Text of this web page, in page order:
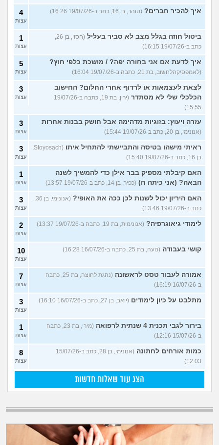
איך להכיר חברים? (טוהר, בן 16, כתב ב-19/07/26 16:26) 4
עצות
ביטול חוזה בגלל מצב לא סביר בעליל
(חסוי, בן 26,
כתב ב-19/07/26 16:15)
1
עצות
איך לדעת אם אני בחורה יפה? / מושכת כלפי חוץ?
(לאמפסיקהלחשוב, בת 21, כתבה ב-19/07/26 16:04)
5
עצות
לצאת לעצמאות או לרדוף אחרי החלום? החישוב
הכלכלי שלי לא מסתדר
(ירין, בת 19, כתבה ב-19/07/26
15:55)
3
עצות
עזרה ויעוץ: בזוגיות מדהימה אבל חושק בבנות אחרות
(אנונימי, בן 20, כתב ב-19/07/26 15:44)
3
עצות
ראיתי מישהו בטיסה והתביישתי להתחיל איתו
(Stoyosach,
בן 16, כתב ב-19/07/26 15:40)
3
עצות
האם קיבלתי מספיק בבר אילן כדי להמשיך לשנה
הבאה? (אני כיתה ח) (כפיר, בן 14, כתב ב-19/07/26 13:57)
1
עצות
האם היריון יכול לשנות לכן ככה את האופי?
(אנונימי, בן 36,
כתב ב-19/07/26 13:46)
3
עצות
לימודי גיאוגרפיה? (אנונימית, בת 19, כתבה ב-19/07/26 13:37) 2
עצות
קושי בעבודה (נועה, בת 25, כתבה ב-16/07/26 16:28) 10
עצות
אמורה לעבור טסט לראשונה
(נהגת לחוצה, בת 25, כתבה
ב-16/07/26 16:19)
7
עצות
מתלבט על כיון לימודים (יואב, בן 27, כתב ב-16/07/26 16:10) 3
עצות
בירור לגבי תכנית 4 שנתית לרפואה
(מירי, בת 23, כתבה
ב-15/07/26 12:16)
1
עצות
כמות אורחים לחתונה
(אנונימי, בן 28, כתב ב-15/07/26
12:03)
8
עצות
הצג עוד שאלות חדשות